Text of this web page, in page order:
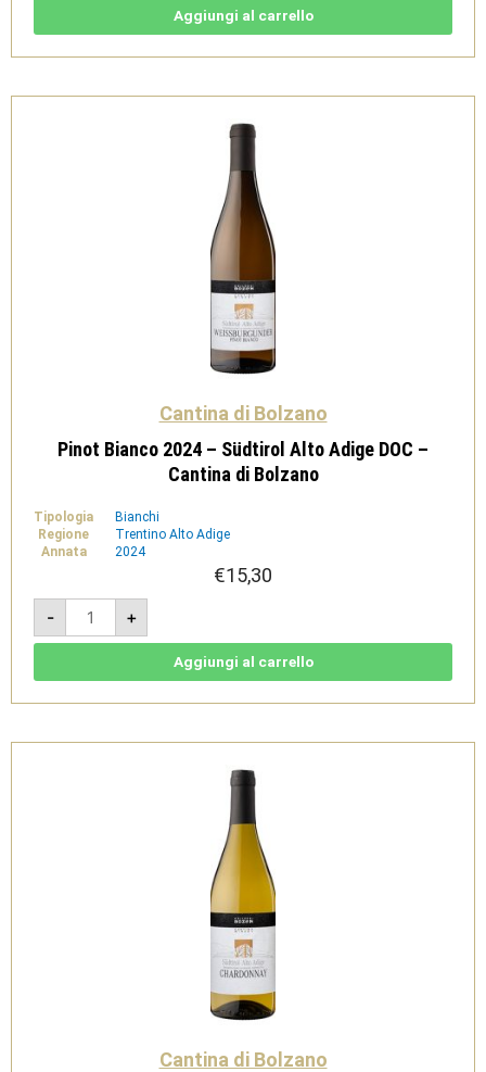
Alto
-
Aggiungi al carrello
Cantina di Bolzano
Pinot Bianco 2024 – Südtirol Alto Adige DOC –
Cantina di Bolzano
Tipologia
Bianchi
Regione
Trentino Alto Adige
Annata
2024
€15,30
-
Pinot
Bianco
2024
-
DOC
di
+
Aggiungi al carrello
Cantina di Bolzano